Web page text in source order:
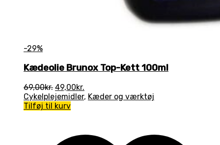
-29%
Kædeolie Brunox Top-Kett 100ml
69,00kr. Den
oprindelige
pris
49,00kr.
aktuelle
Cykelplejemidler, Kæder og værktøj
Tilføj til kurv